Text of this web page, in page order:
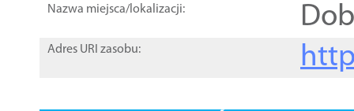
Nazwa miejsca/lokalizacji:
Adres URI zasobu: